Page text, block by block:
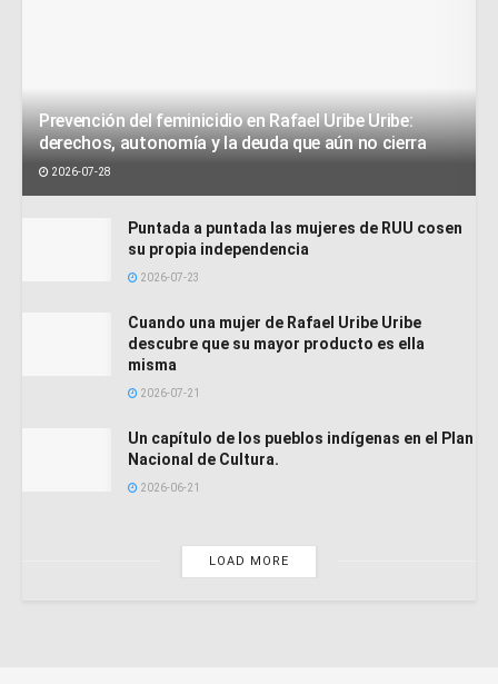
Prevención del feminicidio en Rafael Uribe Uribe:
derechos, autonomía y la deuda que aún no cierra
2026-07-28
Puntada a puntada las mujeres de RUU cosen
su propia independencia
2026-07-23
Cuando una mujer de Rafael Uribe Uribe
descubre que su mayor producto es ella
misma
2026-07-21
Un capítulo de los pueblos indígenas en el Plan
Nacional de Cultura.
2026-06-21
LOAD MORE